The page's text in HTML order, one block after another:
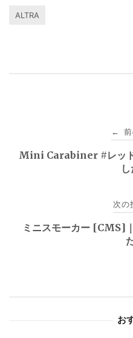
ALTRA
稿
←
Mini Carabiner #レッ
し
次の
ミニスモーカー [CMS]
お